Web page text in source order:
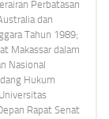
Perbatasan
dan
Tahun 1989;
Makassar dalam
Nasional
Hukum
Rapat Senat